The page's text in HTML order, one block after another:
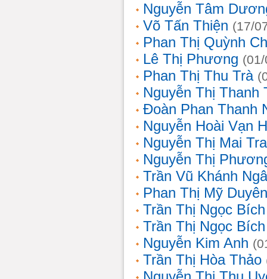
Nguyễn Tâm
Võ Tấn Thiện (17/
Phan Thị Quỳnh
Lê Thị Phương
Phan Thị Thu Trà
Nguyễn Thị Thanh
Đoàn Phan Thanh
Nguyễn Hoài Vạn
Nguyễn Thị Mai
Nguyễn Thị
Trần Vũ Khánh
Phan Thị Mỹ Duyên
Trần Thị Ngọc Bích
Trần Thị Ngọc Bích
Nguyễn Kim Anh
Trần Thị Hòa Thảo